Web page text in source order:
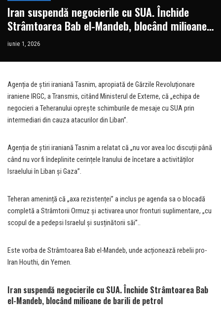
Iran suspendă negocierile cu SUA. Închide
Strâmtoarea Bab el-Mandeb, blocând milioane
de barili de petrol • Newsweek România
iunie 1, 2026
Agenția de știri iraniană Tasnim, apropiată de Gărzile Revoluționare
iraniene IRGC, a Transmis, citând Ministerul de Externe, că „echipa de
negocieri a Teheranului oprește schimburile de mesaje cu SUA prin
intermediari din cauza atacurilor din Liban”.
Agenția de știri iraniană Tasnim a relatat că „nu vor avea loc discuții până
când nu vor fi îndeplinite cerințele Iranului de încetare a activităților
Israelului în Liban și Gaza”.
Teheran amenință că „axa rezistenței” a inclus pe agenda sa o blocadă
completă a Strâmtorii Ormuz și activarea unor fronturi suplimentare, „cu
scopul de a pedepsi Israelul și susținătorii săi”..
Este vorba de Strâmtoarea Bab el-Mandeb, unde acționează rebelii pro-
Iran Houthi, din Yemen.
Iran suspendă negocierile cu SUA. Închide Strâmtoarea Bab
el-Mandeb, blocând milioane de barili de petrol